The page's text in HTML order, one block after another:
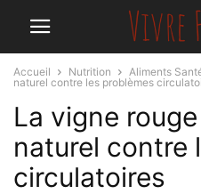
Accueil Nutrition Aliments
naturel contre les problèmes
La vigne
naturel contre
circulatoires